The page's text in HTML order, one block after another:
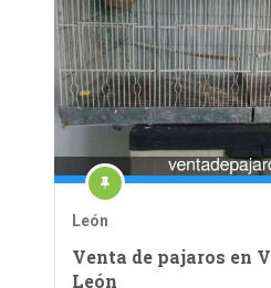
León
Venta de pajaros en
León